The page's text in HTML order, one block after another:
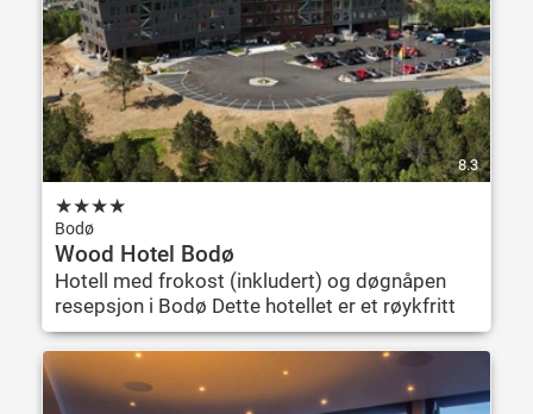
8.3
★★★★
Bodø
Wood Hotel Bodø
Hotell med frokost (inkludert) og døgnåpen
resepsjon i Bodø Dette hotellet er et røykfritt